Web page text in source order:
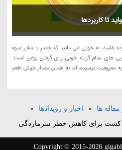
تا کاربردها
باشید، به خوبی می دانید که چقدر با سایر میوه
های سالم گزینه خوبی برای گرفتن روغن است.
به معروفیت نرسیده، اما به همان مقدار خوش طعم
ها » اخبار و رویدادها
»
کشت برای کاهش خطر سرمازدگی
Copyright © 2015-2026